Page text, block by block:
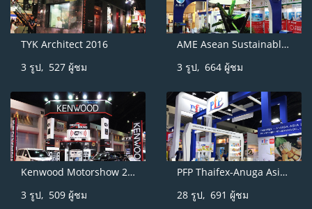
TYK Architect 2016
3 รูป, 527 ผู้ชม
AME Asean Sustainable Energy
3 รูป, 664 ผู้ชม
Kenwood Motorshow 2015
3 รูป, 509 ผู้ชม
PFP Thaifex-Anuga Asia 2022
28 รูป, 691 ผู้ชม